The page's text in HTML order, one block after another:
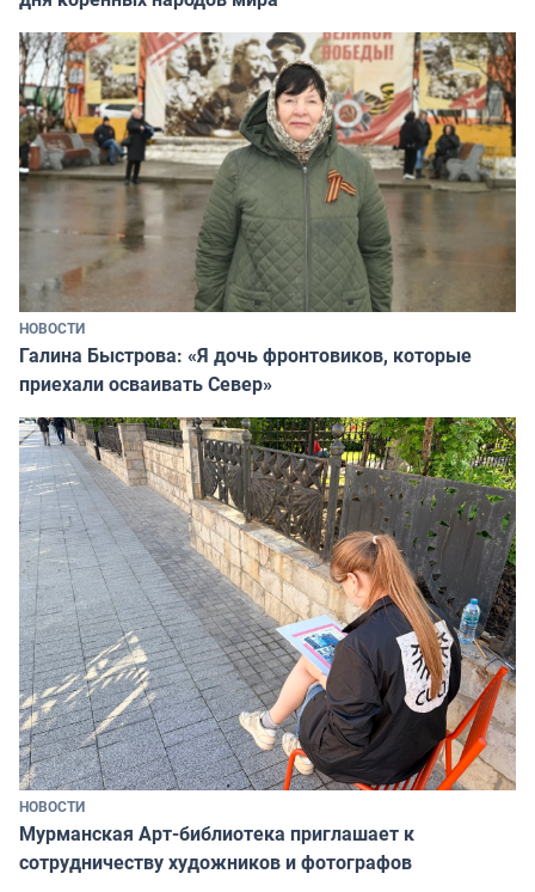
НОВОСТИ
Галина Быстрова: «Я дочь фронтовиков, которые
приехали осваивать Север»
НОВОСТИ
Мурманская Арт-библиотека приглашает к
сотрудничеству художников и фотографов